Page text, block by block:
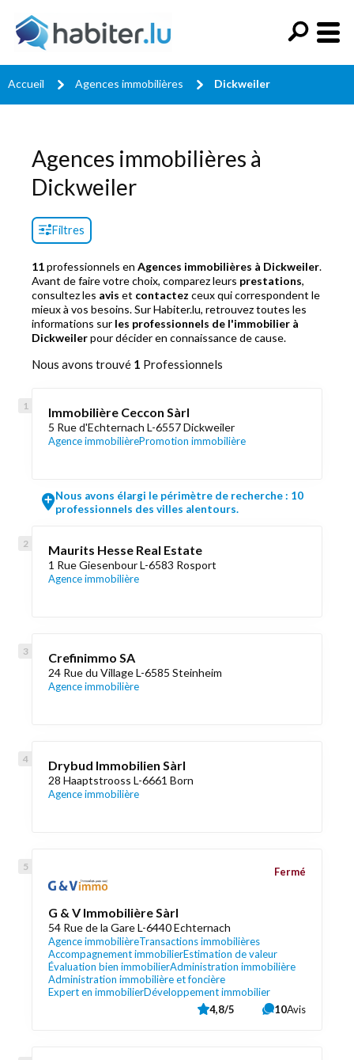
Accueil Agences immobilières Dickweiler
Agences immobilières à
Dickweiler
Filtres
11professionnels en Agences immobilières à Dickweiler.
Avant de faire votre choix, comparez leurs prestations,
consultez les avis et contactez ceux qui correspondent le
mieux à vos besoins. Sur Habiter.lu, retrouvez toutes les
informations sur les professionnels de l'immobilier à
Dickweilerpour décider en connaissance de cause.
Nous avons trouvé 1 Professionnels
Immobilière Ceccon Sàrl
5 Rue d'Echternach L-6557 Dickweiler
Agence immobilièrePromotion immobilière
Nous avons élargi le périmètre de recherche : 10
professionnels des villes alentours.
Maurits Hesse Real Estate
1 Rue Giesenbour L-6583 Rosport
Agence immobilière
Crefinimmo SA
24 Rue du Village L-6585 Steinheim
Agence immobilière
Drybud Immobilien Sàrl
28 Haaptstrooss L-6661 Born
Agence immobilière
G & V Immobilière Sàrl
54 Rue de la Gare L-6440 Echternach
Agence immobilièreTransactions immobilières
Accompagnement immobilierEstimation de valeur
Évaluation bien immobilierAdministration immobilière
Administration immobilière et foncière
Expert en immobilierDéveloppement immobilier
Fermé
4,8/5 10Avis